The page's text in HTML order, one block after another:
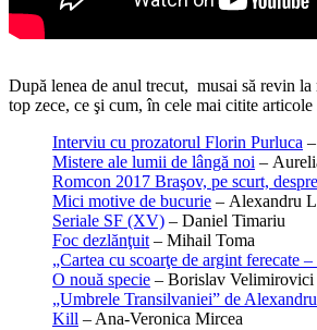
După lenea de anul trecut, musai să revin
top zece, ce şi cum, în cele mai citite
Interviu cu prozatorul Florin Purluca
Mistere ale lumii de lângă noi –
Romcon 2017 Braşov, pe scurt,
Mici motive de bucurie – Alexandru
Seriale SF (XV) – Daniel Timariu
Foc dezlănţuit – Mihail Toma
„Cartea cu scoarţe de argint ferecate
O nouă specie – Borislav Velimirovici
„Umbrele Transilvaniei” de
Kill – Ana-Veronica Mircea